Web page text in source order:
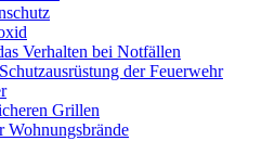
Verhalten bei Notfällen
der Feuerwehr
Grillen
Wohnungsbrände